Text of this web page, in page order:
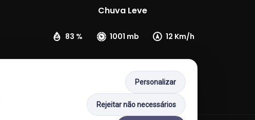
Chuva Leve
83 % 1001 mb 12 Km/h
Personalizar
Rejeitar não necessários